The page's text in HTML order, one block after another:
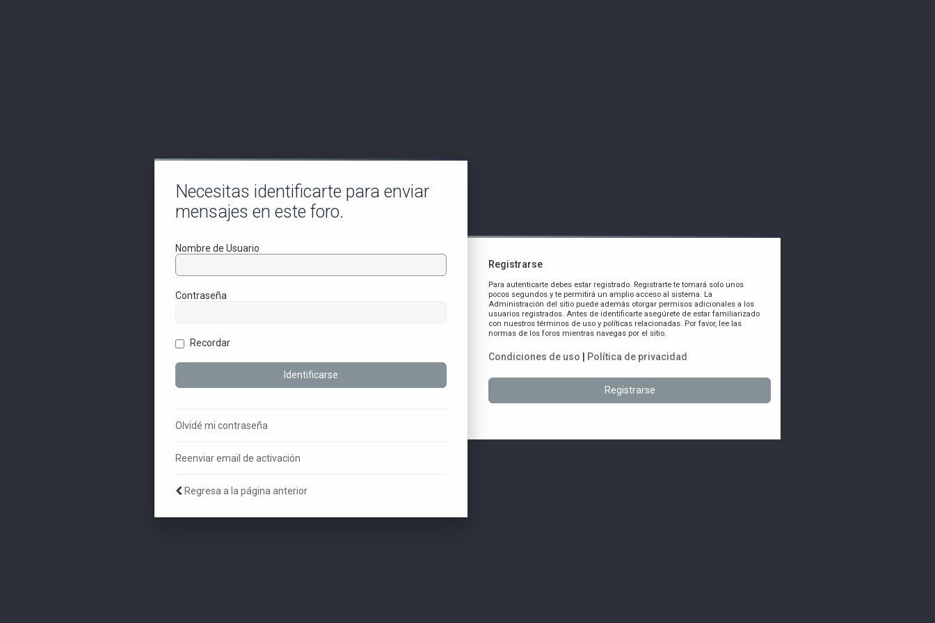
Necesitas identificarte para enviar
mensajes en este foro.
Nombre de Usuario
Contraseña
Recordar
Olvidé mi contraseña
Reenviar email de activación
Regresa a la página anterior
Registrarse
Para autenticarte debes estar registrado. Registrarte te tomará solo unos
pocos segundos y te permitirá un amplio acceso al sistema. La
Administración del sitio puede además otorgar permisos adicionales a los
usuarios registrados. Antes de identificarte asegúrete de estar familiarizado
con nuestros términos de uso y políticas relacionadas. Por favor, lee las
normas de los foros mientras navegas por el sitio.
Condiciones de uso Política de privacidad
Registrarse